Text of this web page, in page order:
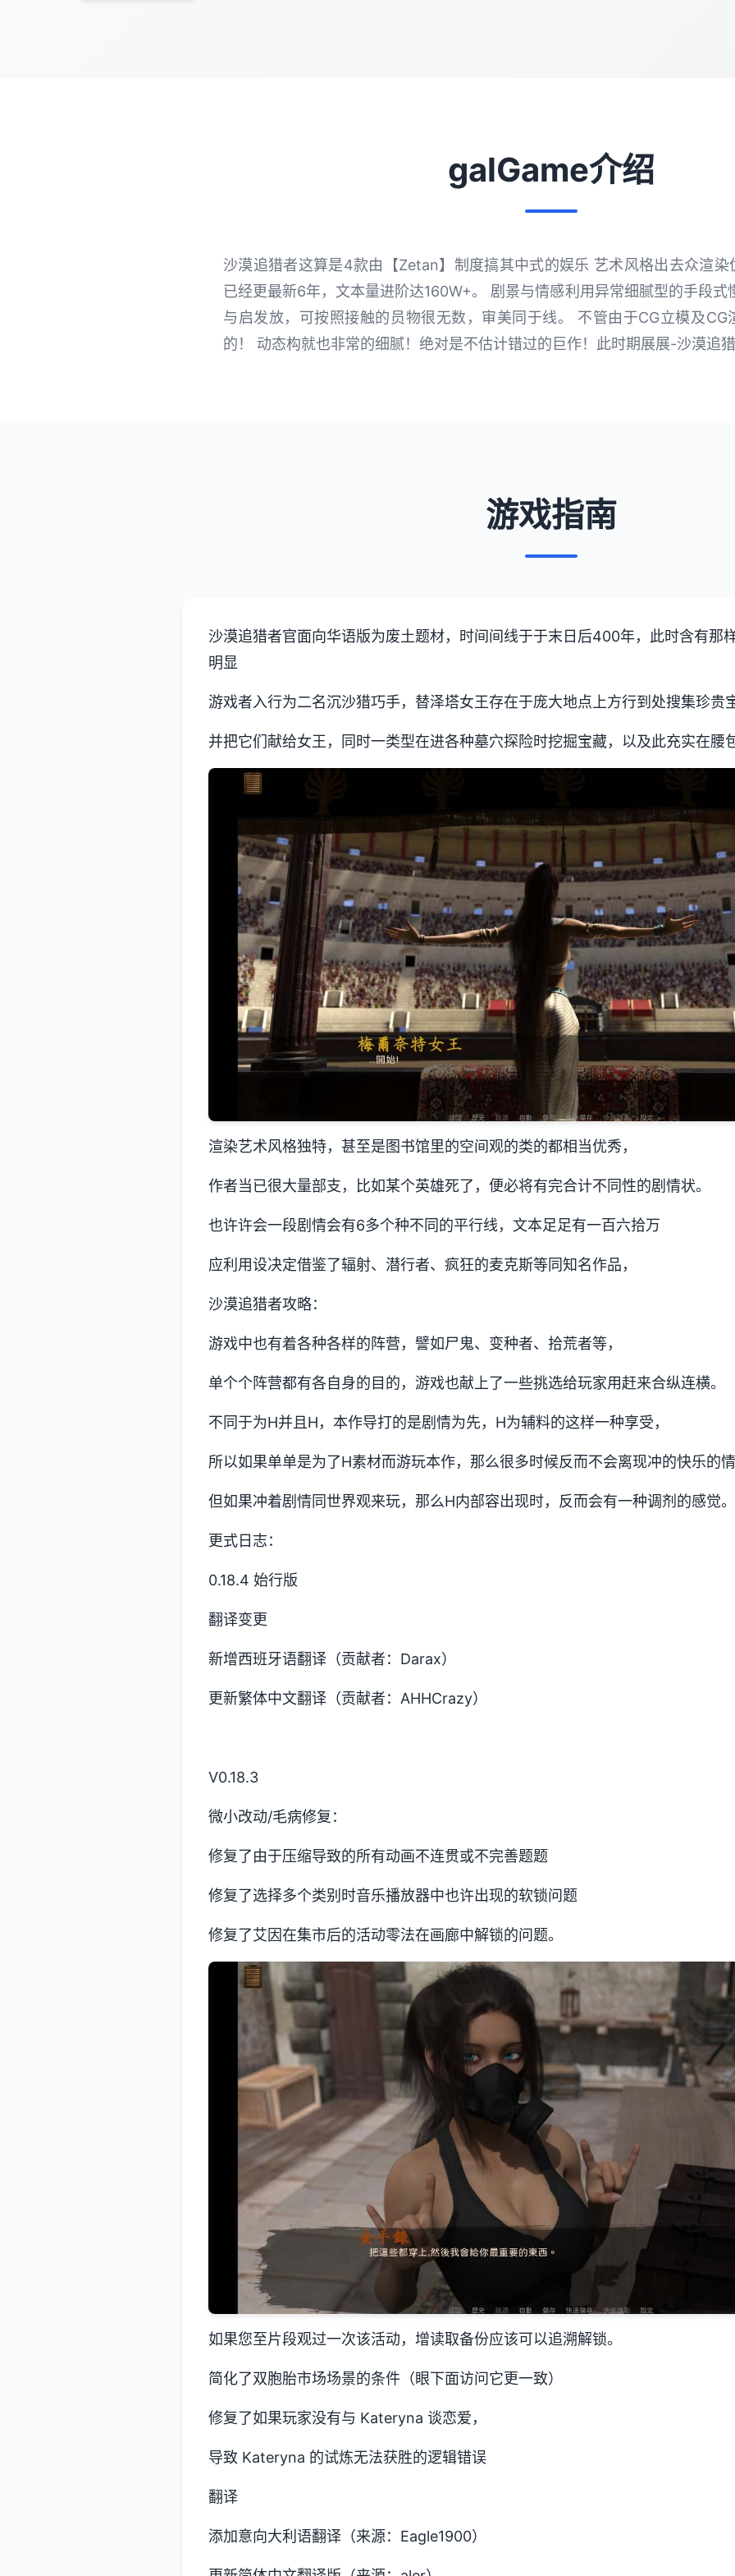
galGame介绍
沙漠追猎者这算是4款由【Zetan】制度搞其中式的娱乐 艺术风格出去众渲染
已经更最新6年，文本量进阶达160W+。 剧景与情感利用异常细腻型的手段式
与启发放，可按照接触的员物很无数，审美同于线。 不管由于CG立模及CG
的！ 动态构就也非常的细腻！绝对是不估计错过的巨作！此时期展展-沙漠追
游戏指南
沙漠追猎者官面向华语版为废土题材，时间间线于于末日后400年，此时含有那
明显
游戏者入行为二名沉沙猎巧手，替泽塔女王存在于庞大地点上方行到处搜集珍贵
并把它们献给女王，同时一类型在进各种墓穴探险时挖掘宝藏，以及此充实在腰
渲染艺术风格独特，甚至是图书馆里的空间观的类的都相当优秀，
作者当已很大量部支，比如某个英雄死了，便必将有完合计不同性的剧情状。
也许许会一段剧情会有6多个种不同的平行线，文本足足有一百六拾万
应利用设决定借鉴了辐射、潜行者、疯狂的麦克斯等同知名作品，
沙漠追猎者攻略：
游戏中也有着各种各样的阵营，譬如尸鬼、变种者、拾荒者等，
单个个阵营都有各自身的目的，游戏也献上了一些挑选给玩家用赶来合纵连横。
不同于为H并且H，本作导打的是剧情为先，H为辅料的这样一种享受，
所以如果单单是为了H素材而游玩本作，那么很多时候反而不会离现冲的快乐的
但如果冲着剧情同世界观来玩，那么H内部容出现时，反而会有一种调剂的感觉。
更式日志：
0.18.4 始行版
翻译变更
新增西班牙语翻译（贡献者：Darax）
更新繁体中文翻译（贡献者：AHHCrazy）
V0.18.3
微小改动/毛病修复：
修复了由于压缩导致的所有动画不连贯或不完善题题
修复了选择多个类别时音乐播放器中也许出现的软锁问题
修复了艾因在集市后的活动零法在画廊中解锁的问题。
如果您至片段观过一次该活动，增读取备份应该可以追溯解锁。
简化了双胞胎市场场景的条件（眼下面访问它更一致）
修复了如果玩家没有与 Kateryna 谈恋爱，
导致 Kateryna 的试炼无法获胜的逻辑错误
翻译
添加意向大利语翻译（来源：Eagle1900）